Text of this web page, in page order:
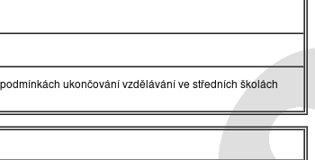
ukončování vzdělávání ve středních školách